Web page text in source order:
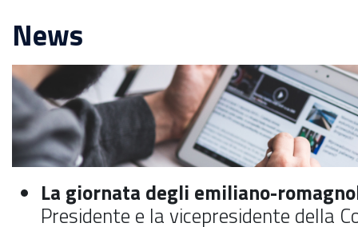
News
La giornata degli emiliano-
Presidente e la vicepresidente della